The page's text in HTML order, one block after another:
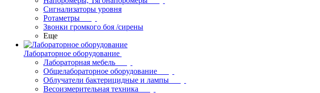
Сигнализаторы уровня
Ротаметры
Звонки громкого боя /сирены
Еще
Лабораторное оборудование
Лабораторная мебель
Общелабораторное оборудование
Облучатели бактерицидные и лампы
Весоизмерительная техника